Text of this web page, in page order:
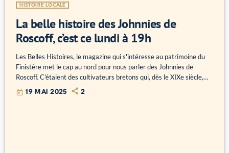
HISTOIRE LOCALE
La belle histoire des Johnnies de
Roscoff, c’est ce lundi à 19h
Les Belles Histoires, le magazine qui s'intéresse au patrimoine du
Finistère met le cap au nord pour nous parler des Johnnies de
Roscoff. C'étaient des cultivateurs bretons qui, dès le XIXe siècle,
traversaient la Manche pour vendre leurs oignons rosés en
Angleterre, souvent à vélo et en porte-à-porte. Ce commerce a
today 19 MAI 2025 2